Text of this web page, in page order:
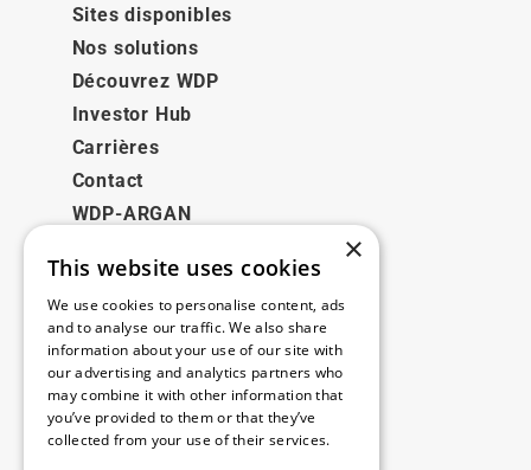
Sites disponibles
Nos solutions
Découvrez WDP
Investor Hub
Carrières
Contact
WDP-ARGAN
Juridique
Disclaimer
Politique de confidentialité
Cookie Policy
×
This website uses cookies
We use cookies to personalise content, ads
and to analyse our traffic. We also share
information about your use of our site with
our advertising and analytics partners who
may combine it with other information that
you’ve provided to them or that they’ve
collected from your use of their services.